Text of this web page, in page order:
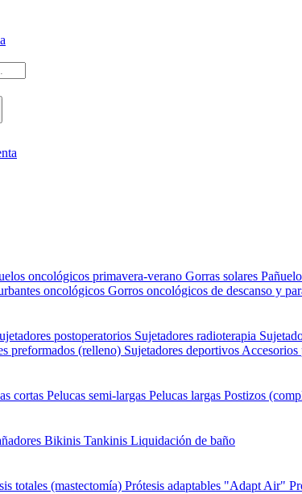
oncológicos primavera-verano Gorras solares
oncológicos Gorros oncológicos de descanso y
postoperatorios Sujetadores radioterapia
preformados (relleno) Sujetadores deportivos Accesorios
cortas Pelucas semi-largas Pelucas largas Postizos
Bikinis Tankinis Liquidación de baño
totales (mastectomía) Prótesis adaptables "Adapt Air"